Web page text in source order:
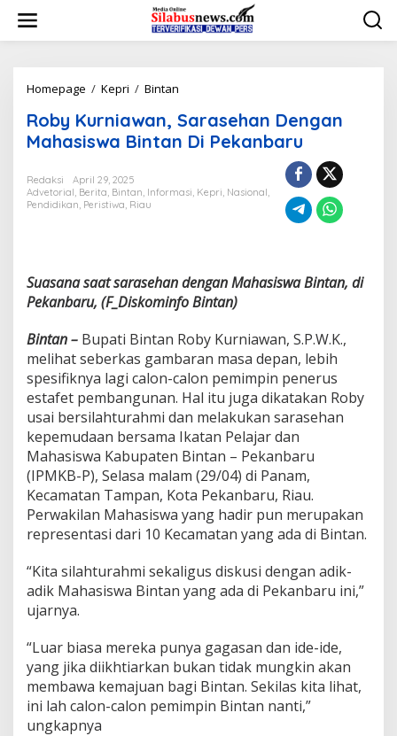
w
Homepage / Kepri / Bintan
b
y
K
n
n
,
S
r
a
s
e
h
a
n
D
e
g
a
n
a
a
s
w
B
i
Roby Kurniawan, Sarasehan Dengan
Mahasiswa Bintan Di Pekanbaru
Redaksi
April 29, 2025
Advetorial, Berita, Bintan, Informasi, Kepri, Nasional,
Pendidikan, Peristiwa, Riau
Suasana saat sarasehan dengan Mahasiswa Bintan, di
Pekanbaru, (F_Diskominfo Bintan)
Bintan – Bupati Bintan Roby Kurniawan, S.P.W.K.,
melihat seberkas gambaran masa depan, lebih
spesifiknya lagi calon-calon pemimpin penerus
estafet pembangunan. Hal itu juga dikatakan Roby
usai bersilahturahmi dan melakukan sarasehan
kepemudaan bersama Ikatan Pelajar dan
Mahasiswa Kabupaten Bintan – Pekanbaru
(IPMKB-P), Selasa malam (29/04) di Panam,
Kecamatan Tampan, Kota Pekanbaru, Riau.
Perwakilan Mahasiswa yang hadir pun merupakan
representasi dari 10 Kecamatan yang ada di Bintan.
“Kita silahturahmi sekaligus diskusi dengan adik-
adik Mahasiswa Bintan yang ada di Pekanbaru ini,”
ujarnya.
“Luar biasa mereka punya gagasan dan ide-ide,
yang jika diikhtiarkan bukan tidak mungkin akan
membawa kemajuan bagi Bintan. Sekilas kita lihat,
ini lah calon-calon pemimpin Bintan nanti,”
ungkapnya